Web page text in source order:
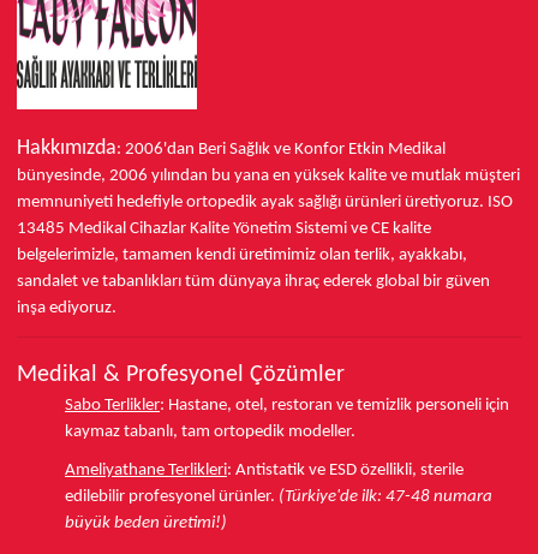
Hakkımızda: 2006'dan Beri Sağlık ve Konfor Etkin Medikal
bünyesinde, 2006 yılından bu yana en yüksek kalite ve mutlak müşteri
memnuniyeti hedefiyle ortopedik ayak sağlığı ürünleri üretiyoruz. ISO
13485 Medikal Cihazlar Kalite Yönetim Sistemi ve CE kalite
belgelerimizle, tamamen kendi üretimimiz olan terlik, ayakkabı,
sandalet ve tabanlıkları tüm dünyaya ihraç ederek global bir güven
inşa ediyoruz.
Medikal & Profesyonel Çözümler
Sabo Terlikler: Hastane, otel, restoran ve temizlik personeli için
kaymaz tabanlı, tam ortopedik modeller.
Ameliyathane Terlikleri: Antistatik ve ESD özellikli, sterile
edilebilir profesyonel ürünler. (Türkiye'de ilk: 47-48 numara
büyük beden üretimi!)